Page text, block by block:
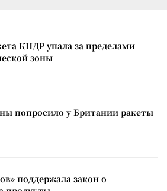
КНДР упала за пределами
зоны
попросило у Британии ракеты
поддержала закон о